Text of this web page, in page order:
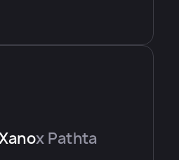
x Pathta